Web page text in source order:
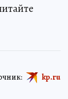
kp.ru